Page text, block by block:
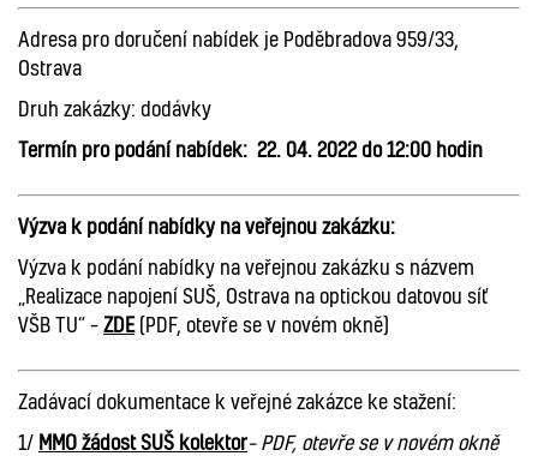
Adresa pro doručení nabídek je Poděbradova 959/33,
Ostrava
Druh zakázky: dodávky
Termín pro podání nabídek: 22. 04. 2022 do 12:00 hodin
Výzva k podání nabídky na veřejnou zakázku:
Výzva k podání nabídky na veřejnou zakázku s názvem
„Realizace napojení SUŠ, Ostrava na optickou datovou síť
VŠB TU“ –ZDE(PDF, otevře se v novém okně)
Zadávací dokumentace k veřejné zakázce ke stažení:
1/ MMO žádost SUŠ kolektor– PDF, otevře se v novém okně